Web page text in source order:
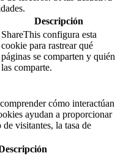
Descripción
ShareThis configura esta
cookie para rastrear qué
páginas se comparten y quién
las comparte.
cómo interactúan
ayudan a proporcionar
visitantes, la tasa de